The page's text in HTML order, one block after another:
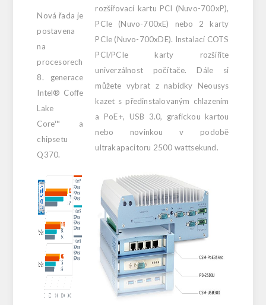
Nová řada je
postavena
na
procesorech
8. generace
Intel® Coffe
Lake
Core™ a
chipsetu
Q370.
rozšiřovací kartu PCI (Nuvo-700xP),
PCIe (Nuvo-700xE) nebo 2 karty
PCIe (Nuvo-700xDE). Instalací COTS
PCI/PCIe karty rozšíříte
univerzálnost počítače. Dále si
můžete vybrat z nabídky Neousys
kazet s předinstalovaným chlazením
a PoE+, USB 3.0, grafickou kartou
nebo novinkou v podobě
ultrakapacitoru 2500 wattsekund.